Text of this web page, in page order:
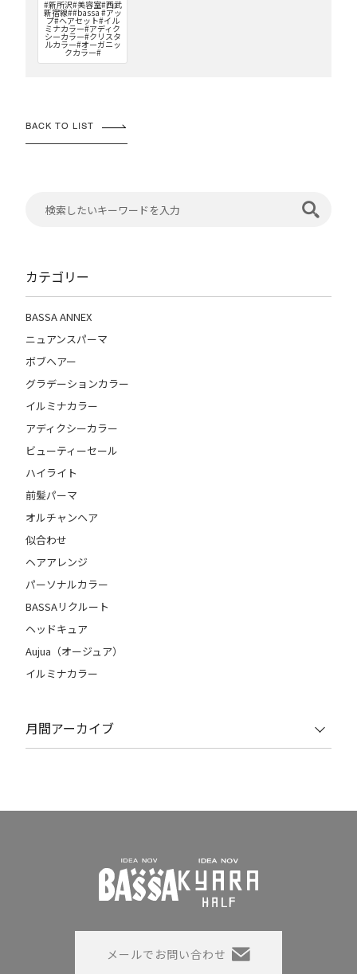
#新所沢#美容室#西武
新宿線##bassa #アッ
プ#ヘアセット#イル
ミナカラー#アディク
シーカラー#クリスタ
ルカラー#オーガニッ
クカラー#
BACK TO LIST
カテゴリー
BASSA ANNEX
ニュアンスパーマ
ボブヘアー
グラデーションカラー
イルミナカラー
アディクシーカラー
ビューティーセール
ハイライト
前髪パーマ
オルチャンヘア
似合わせ
ヘアアレンジ
パーソナルカラー
BASSAリクルート
ヘッドキュア
Aujua（オージュア）
イルミナカラー
月間アーカイブ
メールでお問い合わせ